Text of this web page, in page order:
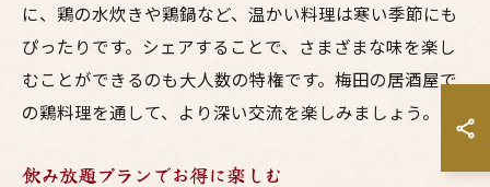
に、鶏の水炊きや鶏鍋など、温かい料理は寒い季節にも
ぴったりです。シェアすることで、さまざまな味を楽し
むことができるのも大人数の特権です。梅田の居酒屋で
の鶏料理を通して、より深い交流を楽しみましょう。
飲み放題プランでお得に楽しむ